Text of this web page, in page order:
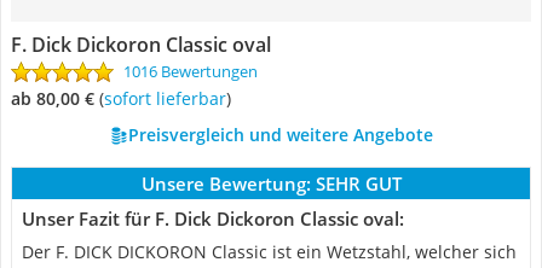
F. Dick Dickoron Classic oval
1016 Bewertungen
ab 80,00 € ( Sofort lieferbar)
Preisvergleich und weitere Angebote
Unsere Bewertung: SEHR GUT
Unser Fazit für F. Dick Dickoron Classic oval:
Der F. DICK DICKORON Classic ist ein Wetzstahl, welcher sich